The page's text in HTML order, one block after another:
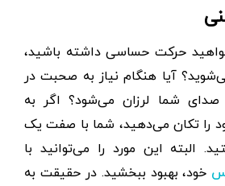
حرکت حساسی داشته باشید،
آیا هنگام نیاز به صحبت در
شما لرزان می‌شود؟ اگر به
را تکان می‌دهید، شما با صفت یک
البته این مورد را می‌توانید با
خود، بهبود ببخشید. در حقیقت به